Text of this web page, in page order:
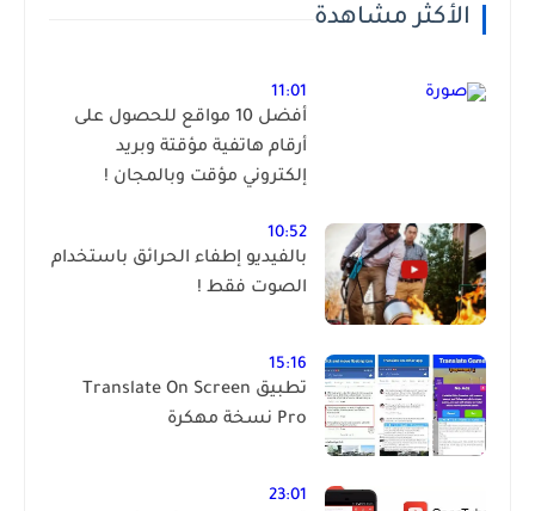
الأكثر مشاهدة
11:01
أفضل 10 مواقع للحصول على
أرقام هاتفية مؤقتة وبريد
إلكتروني مؤقت وبالمجان !
10:52
بالفيديو إطفاء الحرائق باستخدام
الصوت فقط !
15:16
تطبيق Translate On Screen
Pro نسخة مهكرة
23:01